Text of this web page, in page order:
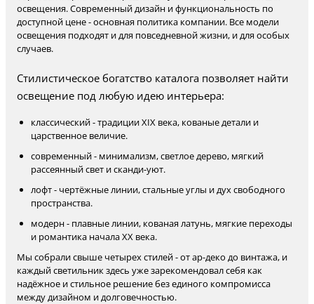
освещения. Современный дизайн и функциональность по
доступной цене - основная политика компании. Все модели
освещения подходят и для повседневной жизни, и для особых
случаев.
Стилистическое богатство каталога позволяет найти
освещение под любую идею интерьера:
классический - традиции XIX века, кованые детали и
царственное величие.
современный - минимализм, светлое дерево, мягкий
рассеянный свет и сканди-уют.
лофт - чертёжные линии, стальные углы и дух свободного
пространства.
модерн - плавные линии, кованая латунь, мягкие переходы
и романтика начала XX века.
Мы собрали свыше четырех стилей - от ар-деко до винтажа, и
каждый светильник здесь уже зарекомендовал себя как
надёжное и стильное решение без единого компромисса
между дизайном и долговечностью.